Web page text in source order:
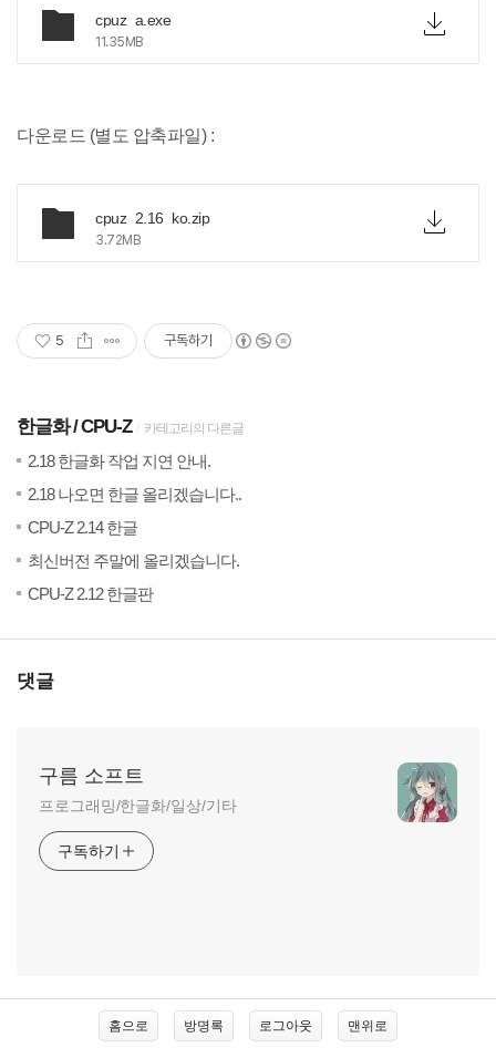
cpuz_a.exe
11.35MB
다운로드 (별도 압축파일) :
cpuz_2.16_ko.zip
3.72MB
5 구독하기
한글화 CPU-Z 카테고리의 다른글
2.18 한글화 작업 지연 안내.
2.18 나오면 한글 올리겠습니다..
CPU-Z 2.14 한글
최신버전 주말에 올리겠습니다.
CPU-Z 2.12 한글판
댓글
구름 소프트
프로그래밍/한글화/일상/기타
구독하기
홈으로 방명록 로그아웃 맨위로